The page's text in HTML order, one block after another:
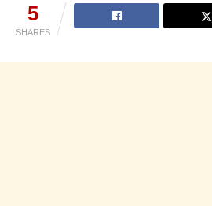
5
SHARES